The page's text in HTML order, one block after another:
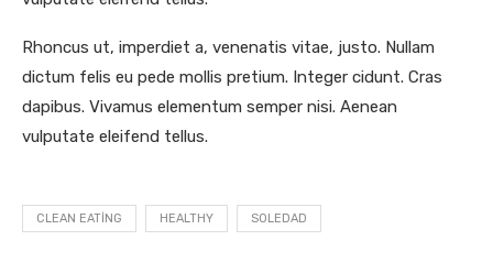
Rhoncus ut, imperdiet a, venenatis vitae, justo. Nullam
dictum felis eu pede mollis pretium. Integer cidunt. Cras
dapibus. Vivamus elementum semper nisi. Aenean
vulputate eleifend tellus.
CLEAN EATING HEALTHY SOLEDAD